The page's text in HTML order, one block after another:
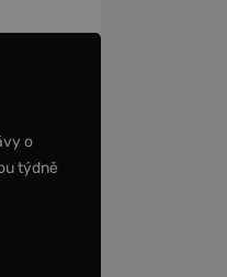
o
týdně